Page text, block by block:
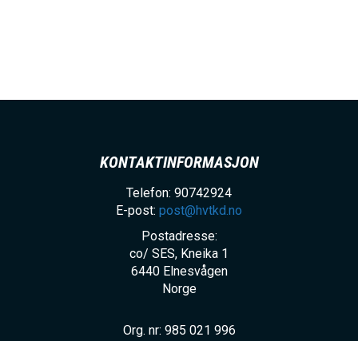
KONTAKTINFORMASJON
Telefon: 90742924
E-post: post@hvtkd.no
Postadresse:
co/ SES, Kneika 1
6440 Elnesvågen
Norge
Org. nr: 985 021 996